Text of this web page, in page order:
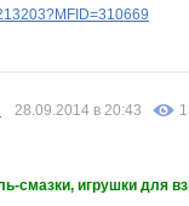
28.09.2014 в 20:43
смазки, игрушки для